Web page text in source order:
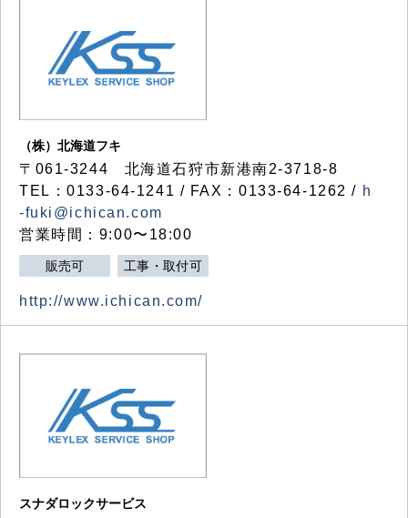
（株）北海道フキ
〒061-3244 北海道石狩市新港南2-3718-8
TEL：0133-64-1241 / FAX：0133-64-1262 / h
-fuki@ichican.com
営業時間：9:00〜18:00
販売可 工事・取付可
http://www.ichican.com/
スナダロックサービス